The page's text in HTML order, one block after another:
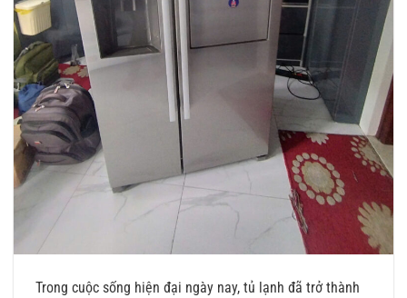
Trong cuộc sống hiện đại ngày nay, tủ lạnh đã trở thành